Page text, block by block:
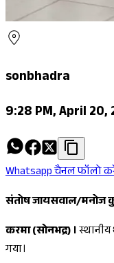
sonbhadra
9:28 PM, April 20,
Whatsapp चैनल फॉलो
संतोष जायसवाल/मनोज
करमा (सोनभद्र) ।
गया।